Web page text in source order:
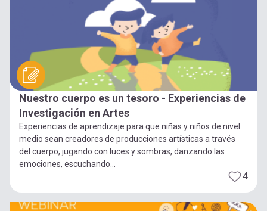
Nuestro cuerpo es un tesoro - Experiencias de
Investigación en Artes
Experiencias de aprendizaje para que niñas y niños de nivel
medio sean creadores de producciones artísticas a través
del cuerpo, jugando con luces y sombras, danzando las
emociones, escuchando...
4